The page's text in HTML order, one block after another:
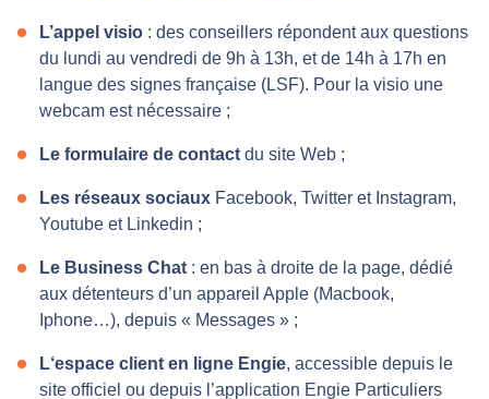
L’appel visio : des conseillers répondent aux questions
du lundi au vendredi de 9h à 13h, et de 14h à 17h en
langue des signes française (LSF). Pour la visio une
webcam est nécessaire ;
Le formulaire de contact du site Web ;
Les réseaux sociaux Facebook, Twitter et Instagram,
Youtube et Linkedin ;
Le Business Chat : en bas à droite de la page, dédié
aux détenteurs d’un appareil Apple (Macbook,
Iphone…), depuis « Messages » ;
L‘espace client en ligne Engie, accessible depuis le
site officiel ou depuis l’application Engie Particuliers